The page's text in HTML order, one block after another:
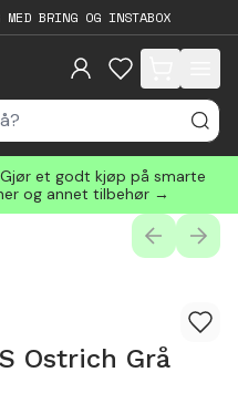
MED BRING OG INSTABOX
items in cart,
et godt kjøp på smarte
og annet tilbehør →
Ostrich Grå